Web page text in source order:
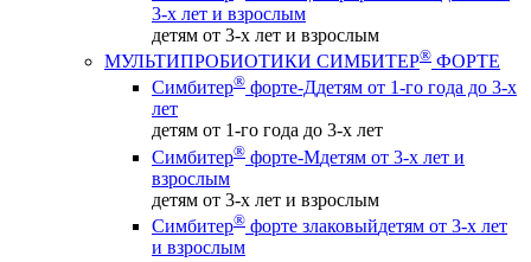
3-х лет и взрослым
детям от 3-х лет и взрослым
МУЛЬТИПРОБИОТИКИ СИМБИТЕР® ФОРТЕ
Симбитер® форте-Ддетям от 1-го года до 3-х
лет
детям от 1-го года до 3-х лет
Симбитер® форте-Мдетям от 3-х лет и
взрослым
детям от 3-х лет и взрослым
Симбитер® форте злаковыйдетям от 3-х лет
и взрослым